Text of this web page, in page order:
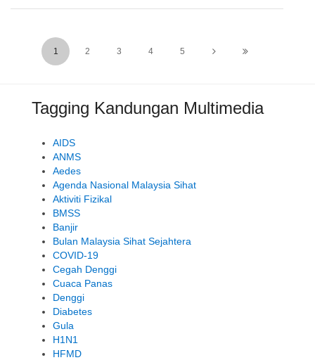
1 2 3 4 5
Tagging Kandungan Multimedia
AIDS
ANMS
Aedes
Agenda Nasional Malaysia Sihat
Aktiviti Fizikal
BMSS
Banjir
Bulan Malaysia Sihat Sejahtera
COVID-19
Cegah Denggi
Cuaca Panas
Denggi
Diabetes
Gula
H1N1
HFMD